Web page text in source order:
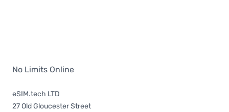
No Limits Online
eSIM.tech LTD
27 Old Gloucester Street